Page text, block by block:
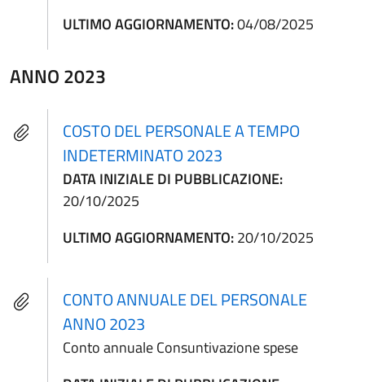
ULTIMO AGGIORNAMENTO:04/08/2025
ANNO 2023
COSTO DEL PERSONALE A TEMPO
INDETERMINATO 2023
DATA INIZIALE DI PUBBLICAZIONE:
20/10/2025
ULTIMO AGGIORNAMENTO:20/10/2025
CONTO ANNUALE DEL PERSONALE
ANNO 2023
Conto annuale Consuntivazione spese